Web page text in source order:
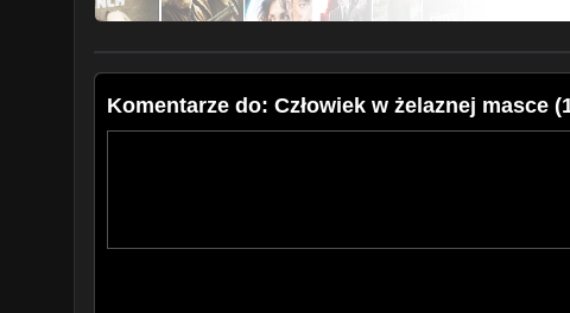
Komentarze do: Człowiek w żelaznej masce